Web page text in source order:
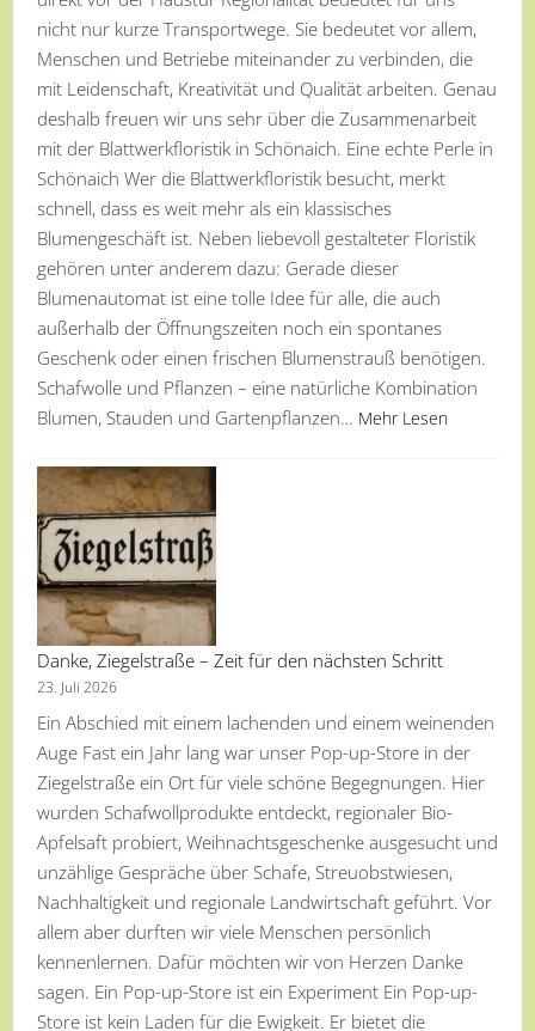
nicht nur kurze Transportwege. Sie bedeutet vor allem,
Menschen und Betriebe miteinander zu verbinden, die
mit Leidenschaft, Kreativität und Qualität arbeiten. Genau
deshalb freuen wir uns sehr über die Zusammenarbeit
mit der Blattwerkfloristik in Schönaich. Eine echte Perle in
Schönaich Wer die Blattwerkfloristik besucht, merkt
schnell, dass es weit mehr als ein klassisches
Blumengeschäft ist. Neben liebevoll gestalteter Floristik
gehören unter anderem dazu: Gerade dieser
Blumenautomat ist eine tolle Idee für alle, die auch
außerhalb der Öffnungszeiten noch ein spontanes
Geschenk oder einen frischen Blumenstrauß benötigen.
Schafwolle und Pflanzen – eine natürliche Kombination
Blumen, Stauden und Gartenpflanzen… Mehr Lesen
Danke, Ziegelstraße – Zeit für den nächsten Schritt
23. Juli 2026
Ein Abschied mit einem lachenden und einem weinenden
Auge Fast ein Jahr lang war unser Pop-up-Store in der
Ziegelstraße ein Ort für viele schöne Begegnungen. Hier
wurden Schafwollprodukte entdeckt, regionaler Bio-
Apfelsaft probiert, Weihnachtsgeschenke ausgesucht und
unzählige Gespräche über Schafe, Streuobstwiesen,
Nachhaltigkeit und regionale Landwirtschaft geführt. Vor
allem aber durften wir viele Menschen persönlich
kennenlernen. Dafür möchten wir von Herzen Danke
sagen. Ein Pop-up-Store ist ein Experiment Ein Pop-up-
Store ist kein Laden für die Ewigkeit. Er bietet die